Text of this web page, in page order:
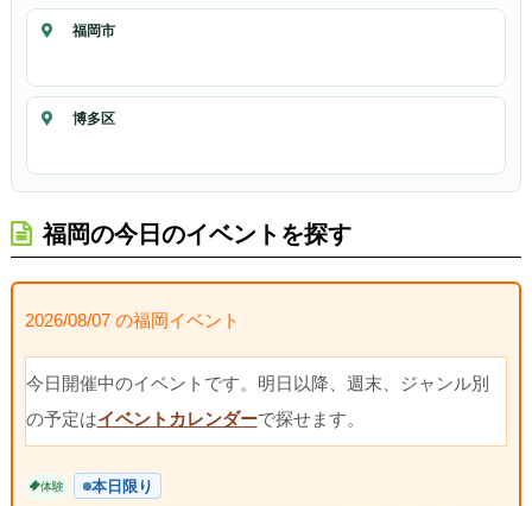
福岡市
博多区
福岡の今日のイベントを探す
2026/08/07 の福岡イベント
今日開催中のイベントです。明日以降、週末、ジャンル別
の予定はイベントカレンダーで探せます。
体験 本日限り